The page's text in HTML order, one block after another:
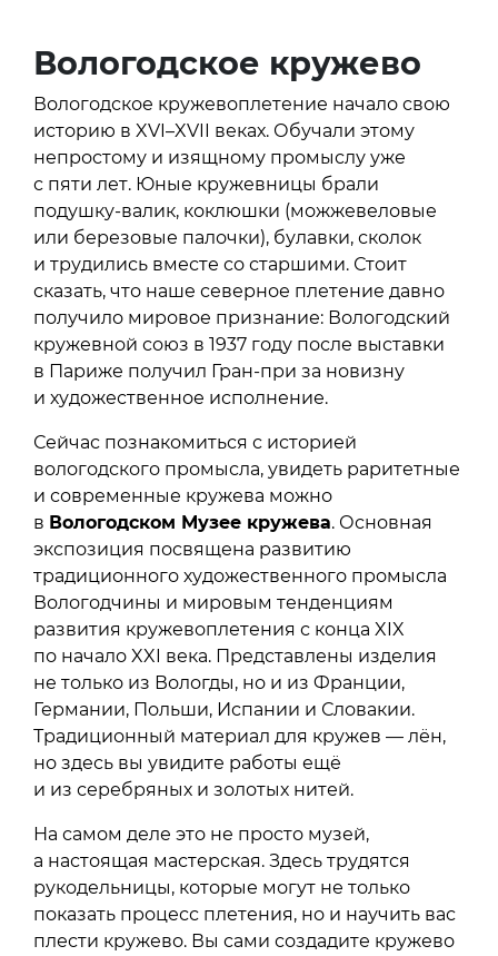
Вологодское кружево
Вологодское кружевоплетение начало свою
историю в XVI–XVII веках. Обучали этому
непростому и изящному промыслу уже
с пяти лет. Юные кружевницы брали
подушку-валик, коклюшки (можжевеловые
или березовые палочки), булавки, сколок
и трудились вместе со старшими. Стоит
сказать, что наше северное плетение давно
получило мировое признание: Вологодский
кружевной союз в 1937 году после выставки
в Париже получил Гран-при за новизну
и художественное исполнение.
Сейчас познакомиться с историей
вологодского промысла, увидеть раритетные
и современные кружева можно
в Вологодском Музее кружева. Основная
экспозиция посвящена развитию
традиционного художественного промысла
Вологодчины и мировым тенденциям
развития кружевоплетения с конца XIX
по начало XXI века. Представлены изделия
не только из Вологды, но и из Франции,
Германии, Польши, Испании и Словакии.
Традиционный материал для кружев — лён,
но здесь вы увидите работы ещё
и из серебряных и золотых нитей.
На самом деле это не просто музей,
а настоящая мастерская. Здесь трудятся
рукодельницы, которые могут не только
показать процесс плетения, но и научить вас
плести кружево. Вы сами создадите кружево